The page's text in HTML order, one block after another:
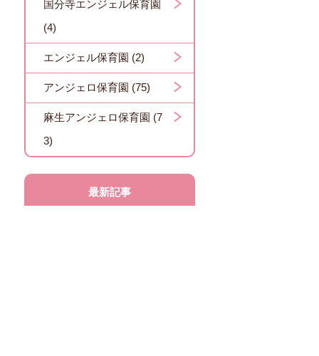
国分寺エンジェル保育園
(4)
エンジェル保育園 (2)
アンジェロ保育園 (75)
麻生アンジェロ保育園 (7
3)
最新記事